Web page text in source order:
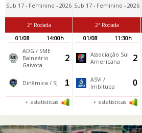
Sub 17 - Feminino - 2026
2ª Rodada
01/08
14:00h
ADG / SME
Balneário
Gaivota
2
Dinâmica / SJ 1
+ estatísticas
Sub 17 - Feminino - 2026
2ª Rodada
01/08
11:30h
Associação Sul
Americana
2
ASVI /
Imbituba
0
+ estatísticas